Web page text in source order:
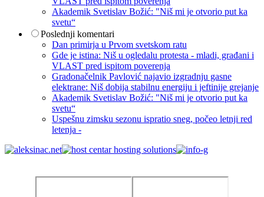
Akademik Svetislav Božić: "Niš mi je otvorio put ka
svetu“
Poslednji komentari
Dan primirja u Prvom svetskom ratu
Gde je istina: Niš u ogledalu protesta - mladi, građani i
VLAST pred ispitom poverenja
Gradonačelnik Pavlović najavio izgradnju gasne
elektrane: Niš dobija stabilnu energiju i jeftinije grejanje
Akademik Svetislav Božić: "Niš mi je otvorio put ka
svetu“
Uspešnu zimsku sezonu ispratio sneg, počeo letnji red
letenja -